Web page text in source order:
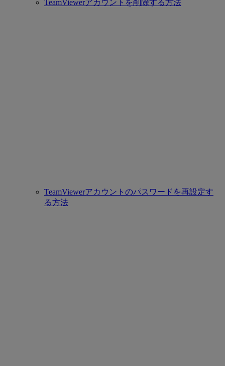
TeamViewerアカウントを削除する方法
TeamViewerアカウントのパスワードを再設定す
る方法